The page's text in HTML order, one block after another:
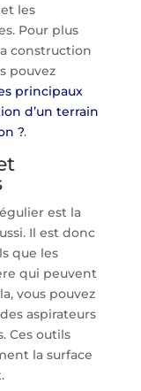
les
Pour plus
construction
pouvez
principaux
d’un terrain
?.
est la
Il est donc
que les
qui peuvent
vous pouvez
aspirateurs
Ces outils
la surface